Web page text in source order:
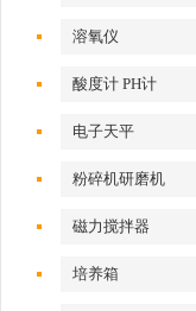
溶氧仪
酸度计 PH计
电子天平
粉碎机研磨机
磁力搅拌器
培养箱